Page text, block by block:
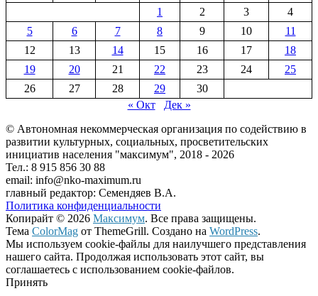
1
2 3
4
5
6 7 8 9 10
11
12
13 14 15 16 17
18
19
20 21 22 23 24
25
26
27 28 29
30
« Окт
Дек »
© Автономная некоммерческая организация по содействию в
развитии культурных, социальных, просветительских
инициатив населения "максимум", 2018 - 2026
Тел.: 8 915 856 30 88
email: info@nko-maximum.ru
главный редактор: Семендяев В.А.
Политика конфиденциальности
Копирайт © 2026 Максимум. Все права защищены.
Тема ColorMag от ThemeGrill. Создано на WordPress.
Мы используем cookie-файлы для наилучшего представления
нашего сайта. Продолжая использовать этот сайт, вы
соглашаетесь с использованием cookie-файлов.
Принять